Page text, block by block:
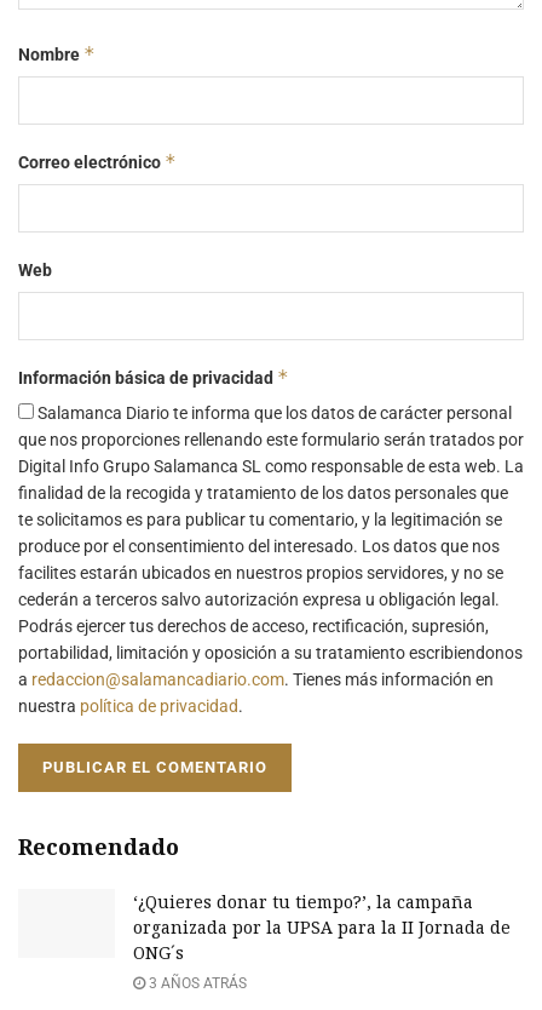
Nombre *
Correo electrónico *
Web
Información básica de privacidad *
Salamanca Diario te informa que los datos de carácter personal
que nos proporciones rellenando este formulario serán tratados por
Digital Info Grupo Salamanca SL como responsable de esta web. La
finalidad de la recogida y tratamiento de los datos personales que
te solicitamos es para publicar tu comentario, y la legitimación se
produce por el consentimiento del interesado. Los datos que nos
facilites estarán ubicados en nuestros propios servidores, y no se
cederán a terceros salvo autorización expresa u obligación legal.
Podrás ejercer tus derechos de acceso, rectificación, supresión,
portabilidad, limitación y oposición a su tratamiento escribiendonos
a redaccion@salamancadiario.com. Tienes más información en
nuestra política de privacidad.
Recomendado
‘¿Quieres donar tu tiempo?’, la campaña
organizada por la UPSA para la II Jornada de
ONG´s
3 AÑOS ATRÁS